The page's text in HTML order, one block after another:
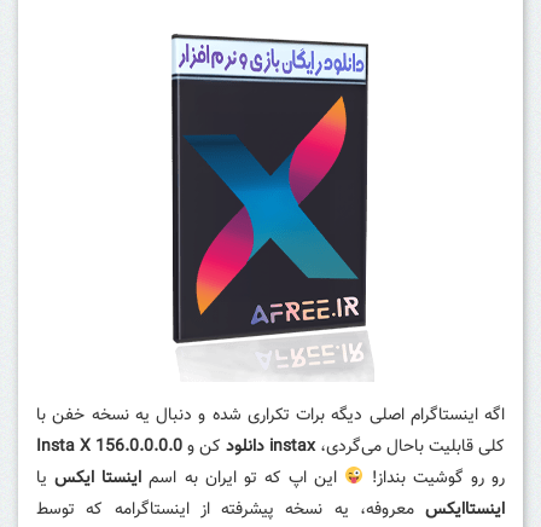
اگه اینستاگرام اصلی دیگه برات تکراری شده و دنبال یه نسخه خفن با
کلی قابلیت باحال می‌گردی،instax دانلود کن وInsta X 156.0.0.0.0
رو رو گوشیت بنداز!
این اپ که تو ایران به اسم اینستا ایکسیا
اینستاایکس معروفه، یه نسخه پیشرفته از اینستاگرامه که توسط